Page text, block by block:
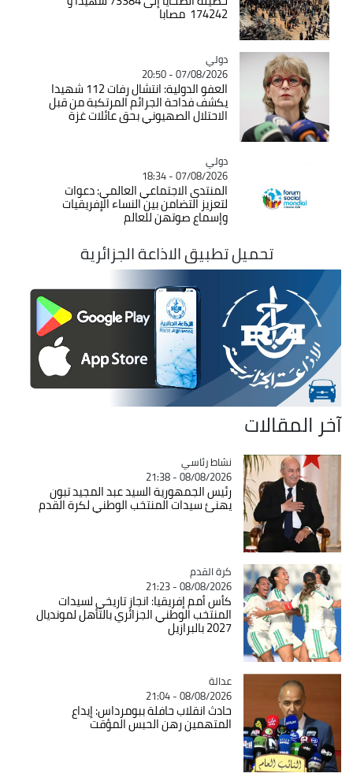
174242 مصابا
Catégorie
دولي
07/08/2026 - 20:50
العفو الدولية: انتشال رفات 112 شهيدا
يكشف فداحة الجرائم المرتكبة من قبل
الاحتلال الصهيوني بحق عائلات غزة
Catégorie
دولي
07/08/2026 - 18:34
المنتدى الاجتماعي العالمي: دعوات
لتعزيز التضامن بين النساء الإفريقيات
وإسماع صوتهن للعالم
تحميل تطبيق الاذاعة الجزائرية
آخر المقالات
Catégorie
نشاط رئاسي
08/08/2026 - 21:38
رئيس الجمهورية السيد عبد المجيد تبون
يهنئ سيدات المنتخب الوطني لكرة القدم
Catégorie
كرة القدم
08/08/2026 - 21:23
كأس أمم إفريقيا: انجاز تاريخي لسيدات
المنتخب الوطني الجزائري بالتأهل لمونديال
2027 بالبرازيل
Catégorie
عدالة
08/08/2026 - 21:04
حادث انقلاب حافلة ببومرداس: إيداع
المتهمين رهن الحبس المؤقت